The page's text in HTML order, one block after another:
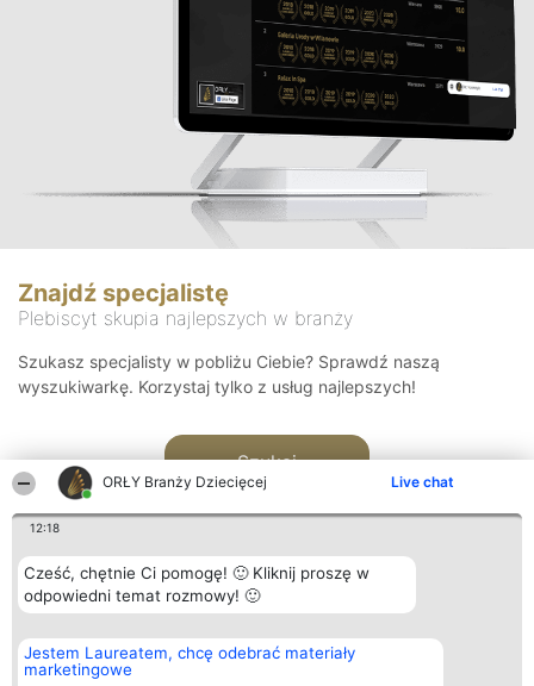
ORŁY Branży Dziecięcej Live chat
12:18
Cześć, chętnie Ci pomogę! 🙂 Kliknij proszę w
odpowiedni temat rozmowy! 🙂
Jestem Laureatem, chcę odebrać materiały
marketingowe
Znajdź specjalistę
Plebiscyt skupia najlepszych w branży
Szukasz specjalisty w pobliżu Ciebie? Sprawdź naszą
wyszukiwarkę. Korzystaj tylko z usług najlepszych!
Szukaj
Organizator plebiscytu
Bright Side Solutions sp. z o.
o. sp. k.
Plebiscyt
Laureaci
Kontakt
Kontakt